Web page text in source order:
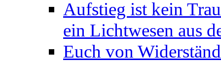
Aufstieg ist kein
ein Lichtwesen aus
Euch von